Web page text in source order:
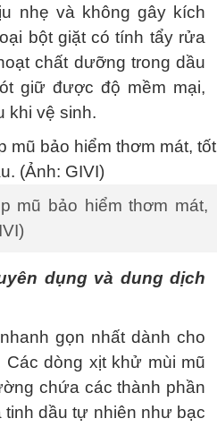
nhẹ và không gây kích
bột giặt có tính tẩy rửa
chất dưỡng trong dầu
giữ được độ mềm mại,
khi vệ sinh.
mũ bảo hiểm thơm mát,
dụng và dung dịch
gọn nhất dành cho
dòng xịt khử mùi mũ
chứa các thành phần
tinh dầu tự nhiên như bạc